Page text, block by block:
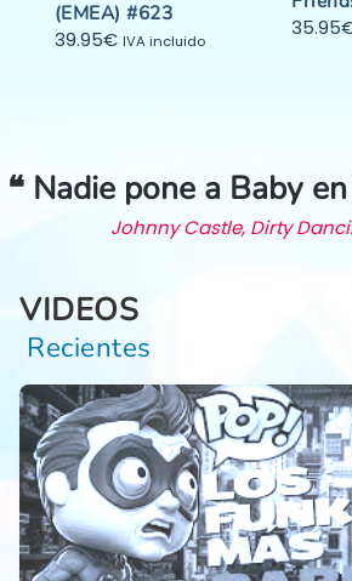
(EMEA) #623
39.95€ IVA incluido
35.95
❝ Nadie pone a Baby en
Johnny Castle, Dirty
VIDEOS
Recientes